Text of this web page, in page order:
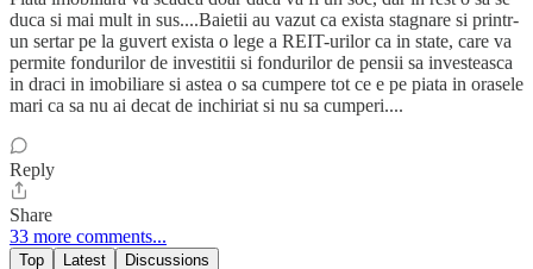
duca si mai mult in sus....Baietii au vazut ca exista stagnare si printr-
un sertar pe la guvert exista o lege a REIT-urilor ca in state, care va
permite fondurilor de investitii si fondurilor de pensii sa investeasca
in draci in imobiliare si astea o sa cumpere tot ce e pe piata in orasele
mari ca sa nu ai decat de inchiriat si nu sa cumperi....
Reply
Share
33 more comments...
Top Latest Discussions